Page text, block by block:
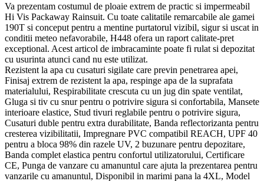
Va prezentam costumul de ploaie extrem de practic si impermeabil
Hi Vis Packaway Rainsuit. Cu toate calitatile remarcabile ale gamei
190T si conceput pentru a mentine purtatorul vizibil, sigur si uscat in
conditii meteo nefavorabile, H448 ofera un raport calitate-pret
exceptional. Acest articol de imbracaminte poate fi rulat si depozitat
cu usurinta atunci cand nu este utilizat.
Rezistent la apa cu cusaturi sigilate care previn penetrarea apei,
Finisaj extrem de rezistent la apa, respinge apa de la suprafata
materialului, Respirabilitate crescuta cu un jug din spate ventilat,
Gluga si tiv cu snur pentru o potrivire sigura si confortabila, Mansete
interioare elastice, Stud tivuri reglabile pentru o potrivire sigura,
Cusaturi duble pentru extra durabilitate, Banda reflectorizanta pentru
cresterea vizibilitatii, Impregnare PVC compatibil REACH, UPF 40
pentru a bloca 98% din razele UV, 2 buzunare pentru depozitare,
Banda complet elastica pentru confortul utilizatorului, Certificare
CE, Punga de vanzare cu amanuntul care ajuta la prezentarea pentru
vanzarile cu amanuntul, Disponibil in marimi pana la 4XL, Model